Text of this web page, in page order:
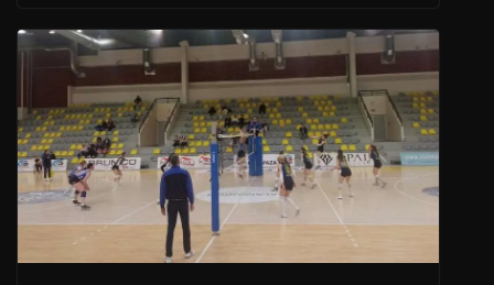
A
p
p
b
o
o
k